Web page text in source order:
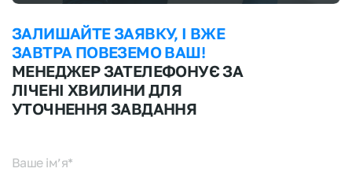
ЗАЛИШАЙТЕ ЗАЯВКУ, І ВЖЕ
ЗАВТРА ПОВЕЗЕМО ВАШ!
МЕНЕДЖЕР ЗАТЕЛЕФОНУЄ ЗА
ЛІЧЕНІ ХВИЛИНИ ДЛЯ
УТОЧНЕННЯ ЗАВДАННЯ
Ваше ім’я*